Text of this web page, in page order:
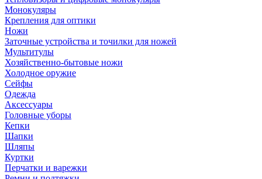
Монокуляры
Крепления для оптики
Ножи
Заточные устройства и точилки для ножей
Мультитулы
Хозяйственно-бытовые ножи
Холодное оружие
Сейфы
Одежда
Аксессуары
Головные уборы
Кепки
Шапки
Шляпы
Куртки
Перчатки и варежки